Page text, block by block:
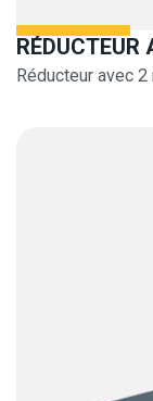
RÉDUCTEUR
Réducteur avec